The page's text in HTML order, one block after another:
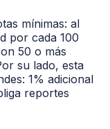
mínimas: al
por cada 100
50 o más
su lado, esta
1% adicional
reportes